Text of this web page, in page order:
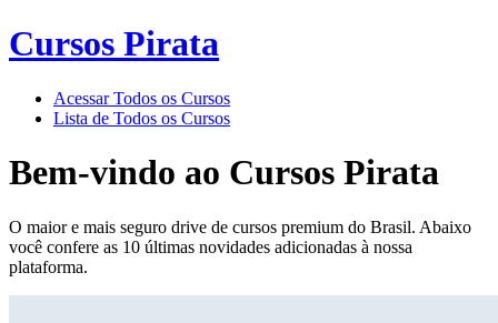
Cursos Pirata
Acessar Todos os Cursos
Lista de Todos os Cursos
Bem-vindo ao Cursos Pirata
O maior e mais seguro drive de cursos premium do Brasil. Abaixo
você confere as 10 últimas novidades adicionadas à nossa
plataforma.